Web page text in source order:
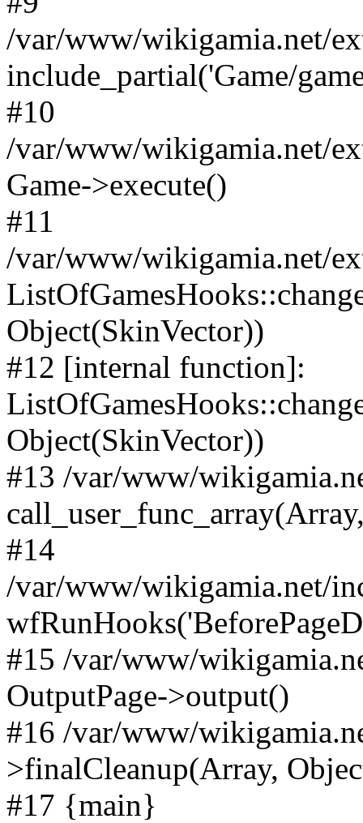
/var/www/wikigamia.net/
include_partial('Game/
#10
/var/www/wikigamia.net/
Game->execute()
#11
/var/www/wikigamia.net/
Object(SkinVector))
#12 [internal function]:
Object(SkinVector))
#13 /var/www/
#14
/var/www/wikigamia.net/
#15 /var/www/
OutputPage->output()
#16 /var/www/
>finalCleanup(Array,
#17 {main}